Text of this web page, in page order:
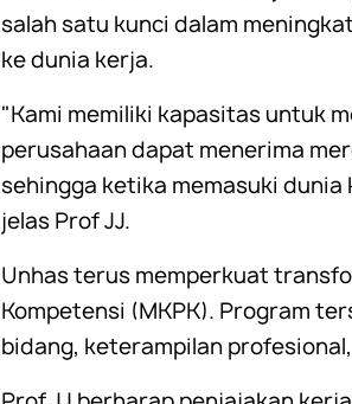
salah satu kunci dalam
ke dunia kerja.
"Kami memiliki kapasitas untuk
perusahaan dapat menerima
sehingga ketika memasuki
jelas Prof JJ.
Unhas terus memperkuat
Kompetensi (MKPK). Program
bidang, keterampilan